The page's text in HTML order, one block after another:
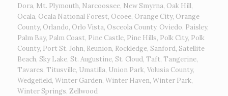
Dora, Mt. Plymouth, Narcoossee, New Smyrna, Oak Hill,
Ocala, Ocala National Forest, Ocoee, Orange City, Orange
County, Orlando, Orlo Vista, Osceola County, Oviedo, Paisley,
Palm Bay, Palm Coast, Pine Castle, Pine Hills, Polk City, Polk
County, Port St. John, Reunion, Rockledge, Sanford, Satellite
Beach, Sky Lake, St. Augustine, St. Cloud, Taft, Tangerine,
Tavares, Titusville, Umatilla, Union Park, Volusia County,
Wedgefield, Winter Garden, Winter Haven, Winter Park,
Winter Springs, Zellwood